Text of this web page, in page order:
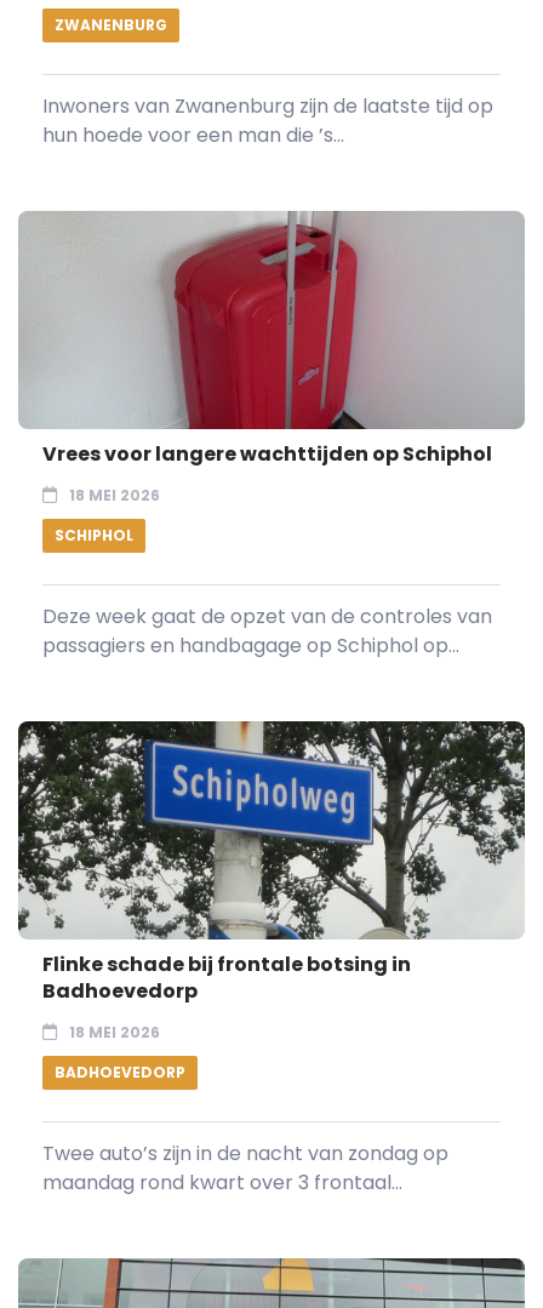
ZWANENBURG
Inwoners van Zwanenburg zijn de laatste tijd op
hun hoede voor een man die ’s...
Vrees voor langere wachttijden op Schiphol
18 MEI 2026
SCHIPHOL
Deze week gaat de opzet van de controles van
passagiers en handbagage op Schiphol op...
Flinke schade bij frontale botsing in
Badhoevedorp
18 MEI 2026
BADHOEVEDORP
Twee auto’s zijn in de nacht van zondag op
maandag rond kwart over 3 frontaal...